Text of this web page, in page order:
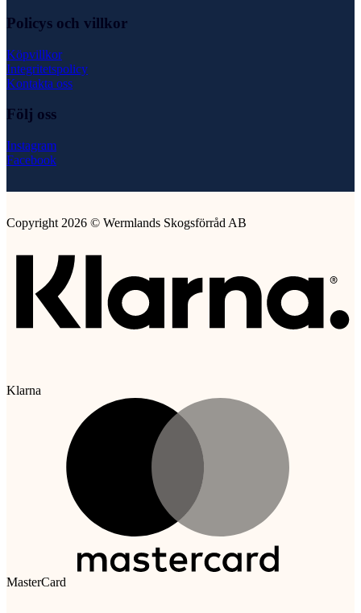
Policys och villkor
Köpvillkor
Integritetspolicy
Kontakta oss
Följ oss
Instagram
Facebook
Copyright 2026 © Wermlands Skogsförråd AB
Klarna
MasterCard